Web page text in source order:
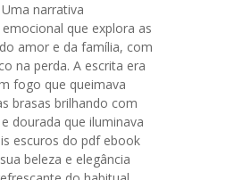
narrativa
que explora as
amor e da família, com
na perda. A escrita era
fogo que queimava
brasas brilhando com
dourada que iluminava
escuros do pdf ebook
beleza e elegância